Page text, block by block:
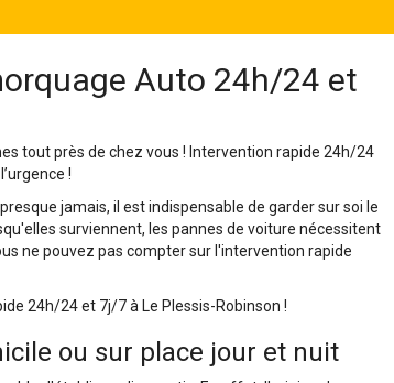
Auto 24h/24 et
tout près de chez vous ! Intervention rapide 24h/24
!
jamais, il est indispensable de garder sur soi le
surviennent, les pannes de voiture nécessitent
ne pouvez pas compter sur l'intervention rapide
24h/24 et 7j/7 à Le Plessis-Robinson !
ou sur place jour et nuit